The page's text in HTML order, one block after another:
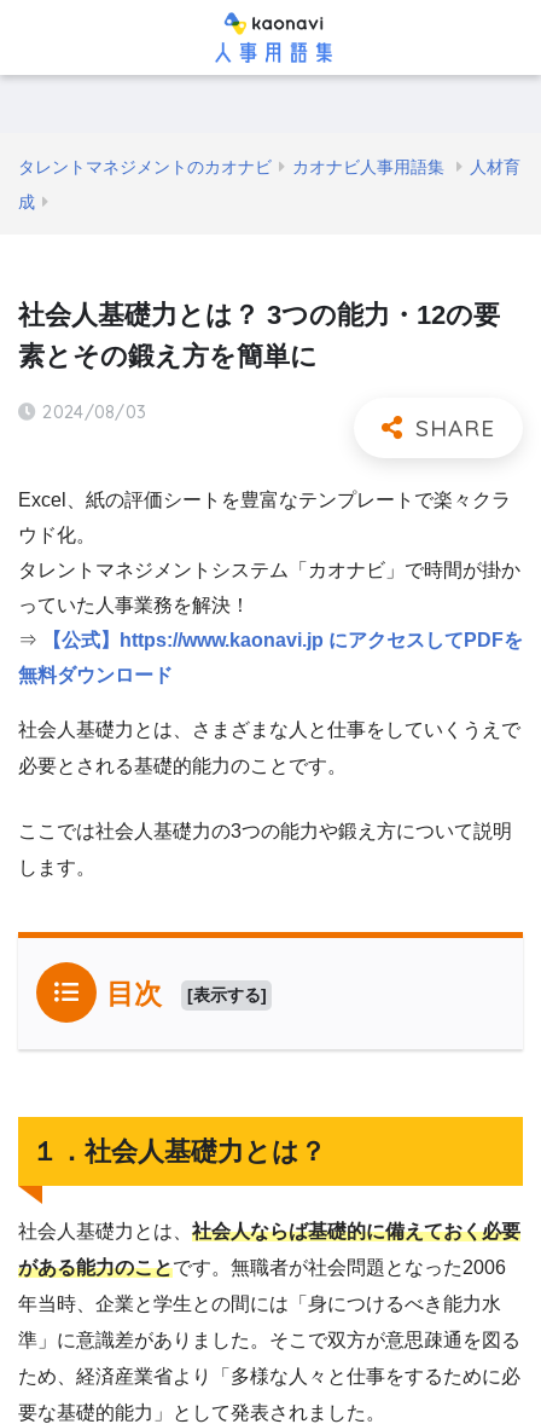
タレントマネジメントのカオナビ カオナビ人事用語集
人材育
成
社会人基礎力とは？ 3つの能力・12の要
素とその鍛え方を簡単に
2024/08/03
Excel、紙の評価シートを豊富なテンプレートで楽々クラ
ウド化。
タレントマネジメントシステム「カオナビ」で時間が掛か
っていた人事業務を解決！
⇒
【公式】https://www.kaonavi.jp にアクセスしてPDFを
無料ダウンロード
社会人基礎力とは、さまざまな人と仕事をしていくうえで
必要とされる基礎的能力のことです。
ここでは社会人基礎力の3つの能力や鍛え方について説明
します。
目次 [表示する]
１．社会人基礎力とは？
社会人基礎力とは、 社会人ならば基礎的に備えておく必要
がある能力のことです。無職者が社会問題となった2006
年当時、企業と学生との間には「身につけるべき能力水
準」に意識差がありました。そこで双方が意思疎通を図る
ため、経済産業省より「多様な人々と仕事をするために必
要な基礎的能力」として発表されました。